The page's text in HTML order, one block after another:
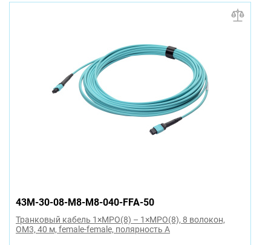
43M-30-08-M8-M8-040-FFA-50
Транковый кабель 1×MPO(8) – 1×MPO(8), 8 волокон,
OM3, 40 м, female-female, полярность A